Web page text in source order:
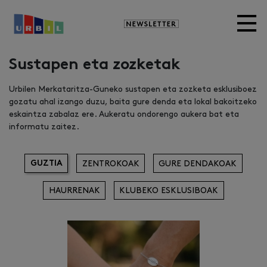
Newsletter
Sustapen eta zozketak
Urbilen Merkataritza-Guneko sustapen eta zozketa esklusiboez
gozatu ahal izango duzu, baita gure denda eta lokal bakoitzeko
eskaintza zabalaz ere. Aukeratu ondorengo aukera bat eta
informatu zaitez.
GUZTIA ZENTROKOAK GURE DENDAKOAK
HAURRENAK KLUBEKO ESKLUSIBOAK